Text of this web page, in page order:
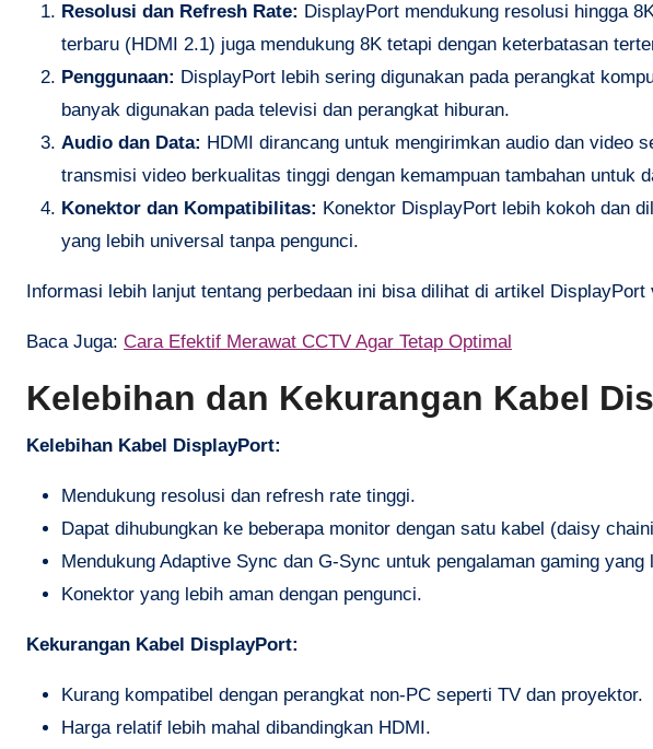
Resolusi dan Refresh Rate: DisplayPort mendukung resolusi hingga
terbaru (HDMI 2.1) juga mendukung 8K tetapi dengan keterbatasan
Penggunaan: DisplayPort lebih sering digunakan pada perangkat
banyak digunakan pada televisi dan perangkat hiburan.
Audio dan Data: HDMI dirancang untuk mengirimkan audio dan video
transmisi video berkualitas tinggi dengan kemampuan tambahan untuk
Konektor dan Kompatibilitas: Konektor DisplayPort lebih kokoh dan
yang lebih universal tanpa pengunci.
Informasi lebih lanjut tentang perbedaan ini bisa dilihat di artikel DisplayPort
Baca Juga: Cara Efektif Merawat CCTV Agar Tetap Optimal
Kelebihan dan Kekurangan Kabel
Kelebihan Kabel DisplayPort:
Mendukung resolusi dan refresh rate tinggi.
Dapat dihubungkan ke beberapa monitor dengan satu kabel (daisy
Mendukung Adaptive Sync dan G-Sync untuk pengalaman gaming yang
Konektor yang lebih aman dengan pengunci.
Kekurangan Kabel DisplayPort:
Kurang kompatibel dengan perangkat non-PC seperti TV dan proyektor.
Harga relatif lebih mahal dibandingkan HDMI.